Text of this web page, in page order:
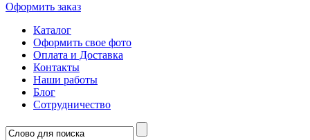
Оформить заказ
Каталог
Оформить свое фото
Оплата и Доставка
Контакты
Наши работы
Блог
Сотрудничество